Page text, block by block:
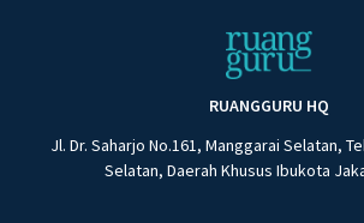
RUANGGURU HQ
Jl. Dr. Saharjo No.161, Manggarai Selatan,
Selatan, Daerah Khusus Ibukota